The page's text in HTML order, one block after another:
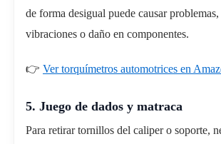
de forma desigual puede causar
vibraciones o daño en componentes.
👉 Ver torquímetros automotrices en
5. Juego de dados y matraca
Para retirar tornillos del caliper o soporte,